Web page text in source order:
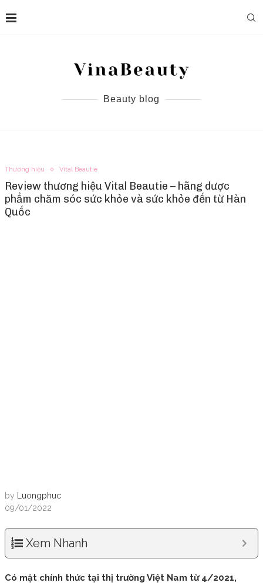
Beauty blog
Thương hiệu Vital Beautie
Review thương hiệu Vital Beautie – hãng dược
phẩm chăm sóc sức khỏe và sức khỏe đến từ Hàn
Quốc
by
Luongphuc
09/01/2022
Xem Nhanh
Có mặt chính thức tại thị trường Việt Nam từ 4/2021,